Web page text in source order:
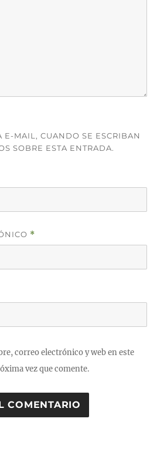
E-MAIL, CUANDO SE ESCRIBAN
SOBRE ESTA ENTRADA.
*
correo electrónico y web en este
vez que comente.